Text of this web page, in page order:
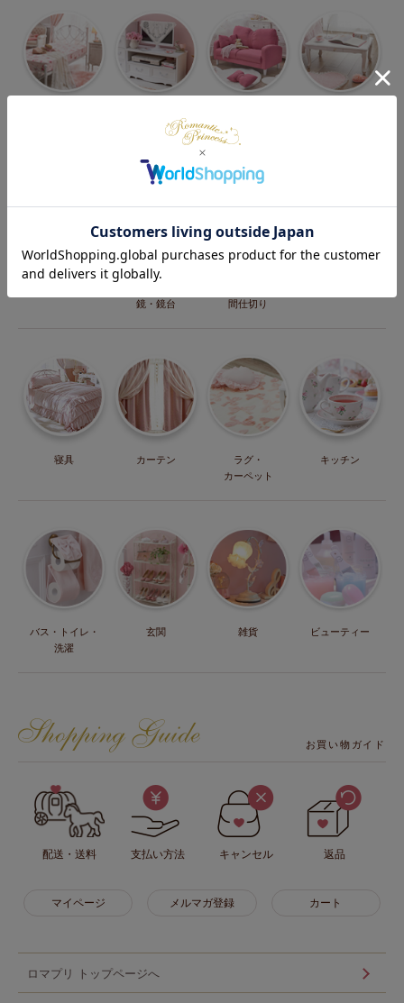
テレビボード
ソファーベッド
鏡・鏡台
間仕切り
寝具 カーテン
ラグ・
カーペット
キッチン
バス・トイレ・
洗濯
玄関 雑貨 ビューティー
お買い物ガイド
配送・送料 支払い方法 キャンセル 返品
マイページ メルマガ登録 カート
ロマプリ トップページへ